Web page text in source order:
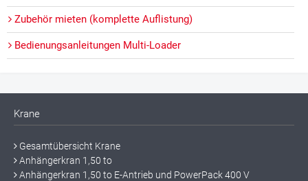
Zubehör mieten (komplette Auflistung)
Bedienungsanleitungen Multi-Loader
Krane
Gesamtübersicht Krane
Anhängerkran 1,50 to
Anhängerkran 1,50 to E-Antrieb und PowerPack 400 V